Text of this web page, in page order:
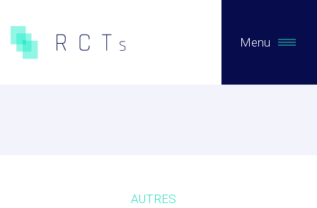
Menu
Études Post-Autorisation sur données primaires
AUTRES